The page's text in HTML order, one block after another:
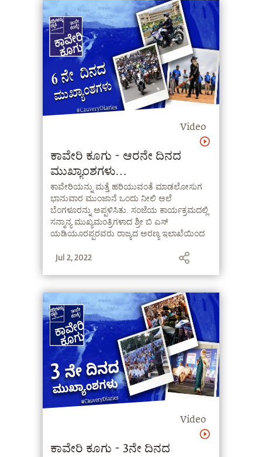
Video
ಕಾವೇರಿ ಕೂಗು - ಆರನೇ ದಿನದ
ಮುಖ್ಯಾಂಶಗಳು
#CauveryDiaries
#CauveryCalling
ಕಾವೇರಿಯನ್ನು ಮತ್ತೆ ಹರಿಯುವಂತೆ ಮಾಡಲೋಸುಗ
ಭಾನುವಾರ ಮುಂಜಾನೆ ಒಂದು ನೀಲಿ ಅಲೆ
ಬೆಂಗಳೂರನ್ನು ಅಪ್ಪಳಿಸಿತು. ಸಂಜೆಯ ಕಾರ್ಯಕ್ರಮದಲ್ಲಿ
ಸನ್ಮಾನ್ಯ ಮುಖ್ಯಮಂತ್ರಿಗಳಾದ ಶ್ರೀ ಬಿ ಎಸ್
ಯಡಿಯೂರಪ್ಪರವರು ರಾಜ್ಯದ ಅರಣ್ಯ ಇಲಾಖೆಯಿಂದ
ಕಾವೇರಿ ಕೂಗಿಗೆ ಸರ್ಕಾರದ ಸಂಪೂರ್ಣ ಬೆಂಬಲ
Jul 2, 2022
Video
ಕಾವೇರಿ ಕೂಗು - 3ನೇ ದಿನದ